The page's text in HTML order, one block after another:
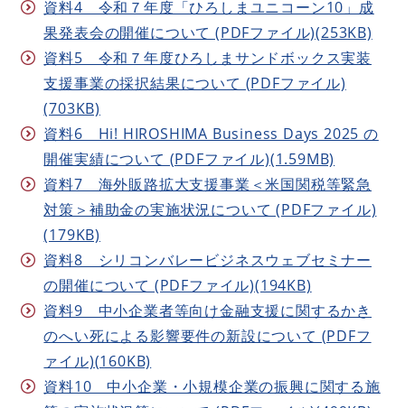
資料4 令和７年度「ひろしまユニコーン10」成
果発表会の開催について (PDFファイル)(253KB)
資料5 令和７年度ひろしまサンドボックス実装
支援事業の採択結果について (PDFファイル)
(703KB)
資料6 Hi! HIROSHIMA Business Days 2025 の
開催実績について (PDFファイル)(1.59MB)
資料7 海外販路拡大支援事業＜米国関税等緊急
対策＞補助金の実施状況について (PDFファイル)
(179KB)
資料8 シリコンバレービジネスウェブセミナー
の開催について (PDFファイル)(194KB)
資料9 中小企業者等向け金融支援に関するかき
のへい死による影響要件の新設について (PDFフ
ァイル)(160KB)
資料10 中小企業・小規模企業の振興に関する施